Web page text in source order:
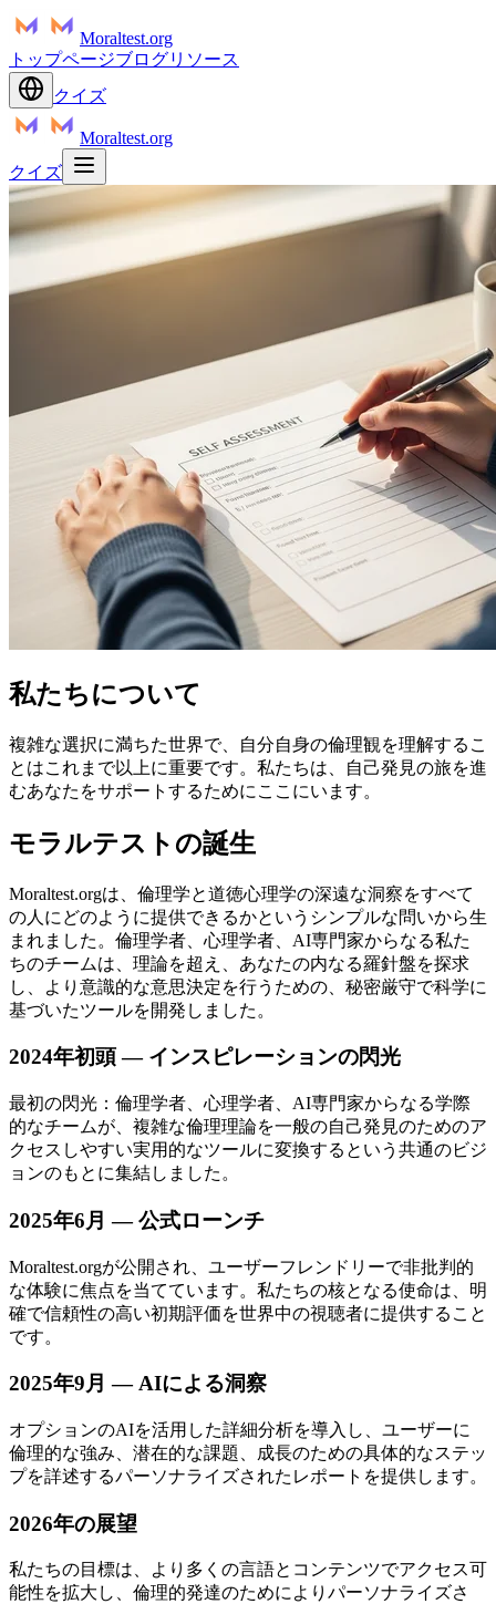
Moraltest.org
トップページブログリソース
クイズ
Moraltest.org
クイズ
私たちについて
複雑な選択に満ちた世界で、自分自身の倫理観を理解するこ
とはこれまで以上に重要です。私たちは、自己発見の旅を進
むあなたをサポートするためにここにいます。
モラルテストの誕生
Moraltest.orgは、倫理学と道徳心理学の深遠な洞察をすべて
の人にどのように提供できるかというシンプルな問いから生
まれました。倫理学者、心理学者、AI専門家からなる私た
ちのチームは、理論を超え、あなたの内なる羅針盤を探求
し、より意識的な意思決定を行うための、秘密厳守で科学に
基づいたツールを開発しました。
2024年初頭 — インスピレーションの閃光
最初の閃光：倫理学者、心理学者、AI専門家からなる学際
的なチームが、複雑な倫理理論を一般の自己発見のためのア
クセスしやすい実用的なツールに変換するという共通のビジ
ョンのもとに集結しました。
2025年6月 — 公式ローンチ
Moraltest.orgが公開され、ユーザーフレンドリーで非批判的
な体験に焦点を当てています。私たちの核となる使命は、明
確で信頼性の高い初期評価を世界中の視聴者に提供すること
です。
2025年9月 — AIによる洞察
オプションのAIを活用した詳細分析を導入し、ユーザーに
倫理的な強み、潜在的な課題、成長のための具体的なステッ
プを詳述するパーソナライズされたレポートを提供します。
2026年の展望
私たちの目標は、より多くの言語とコンテンツでアクセス可
能性を拡大し、倫理的発達のためによりパーソナライズさ